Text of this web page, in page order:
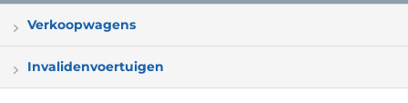
Verkoopwagens
Invalidenvoertuigen